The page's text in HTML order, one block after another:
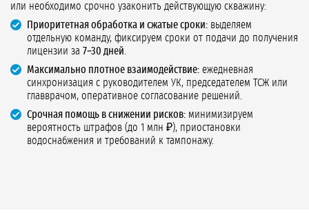
или необходимо срочно узаконить действующую скважину:
Приоритетная обработка и сжатые сроки: выделяем
отдельную команду, фиксируем сроки от подачи до получения
лицензии за 7–30 дней
Максимально плотное взаимодействие: ежедневная
синхронизация с руководителем УК, председателем ТСЖ или
главврачом, оперативное согласование решений.
Срочная помощь в снижении рисков: минимизируем
вероятность штрафов (до 1 млн ₽), приостановки
водоснабжения и требований к тампонажу.